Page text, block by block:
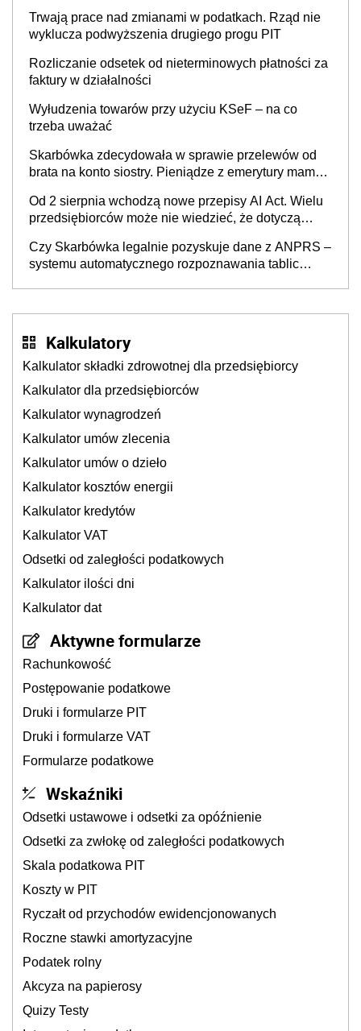
Trwają prace nad zmianami w podatkach. Rząd nie
wyklucza podwyższenia drugiego progu PIT
Rozliczanie odsetek od nieterminowych płatności za
faktury w działalności
Wyłudzenia towarów przy użyciu KSeF – na co
trzeba uważać
Skarbówka zdecydowała w sprawie przelewów od
brata na konto siostry. Pieniądze z emerytury mamy
będzie
Od 2 sierpnia wchodzą nowe przepisy AI Act. Wielu
przedsiębiorców może nie wiedzieć, że dotyczą
Czy Skarbówka legalnie pozyskuje dane z ANPRS –
systemu automatycznego rozpoznawania tablic
Kalkulatory
Kalkulator składki zdrowotnej dla przedsiębiorcy
Kalkulator dla przedsiębiorców
Kalkulator wynagrodzeń
Kalkulator umów zlecenia
Kalkulator umów o dzieło
Kalkulator kosztów energii
Kalkulator kredytów
Kalkulator VAT
Odsetki od zaległości podatkowych
Kalkulator ilości dni
Kalkulator dat
Aktywne formularze
Rachunkowość
Postępowanie podatkowe
Druki i formularze PIT
Druki i formularze VAT
Formularze podatkowe
Wskaźniki
Odsetki ustawowe i odsetki za opóźnienie
Odsetki za zwłokę od zaległości podatkowych
Skala podatkowa PIT
Koszty w PIT
Ryczałt od przychodów ewidencjonowanych
Roczne stawki amortyzacyjne
Podatek rolny
Akcyza na papierosy
Quizy Testy